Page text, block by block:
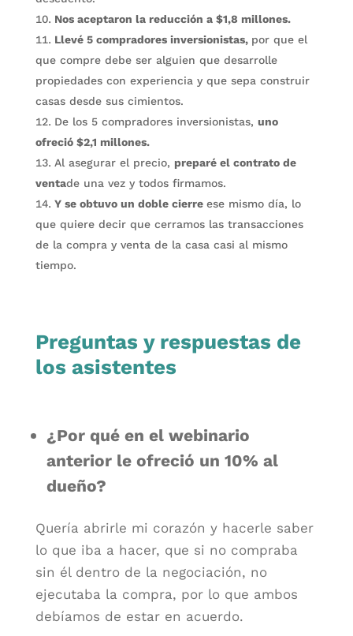
Nos aceptaron la reducción a $1,8 millones.
Llevé 5 compradores inversionistas, por que el
que compre debe ser alguien que desarrolle
propiedades con experiencia y que sepa construir
casas desde sus cimientos.
De los 5 compradores inversionistas, uno
ofreció $2,1 millones.
Al asegurar el precio, preparé el contrato de
ventade una vez y todos firmamos.
Y se obtuvo un doble cierre ese mismo día, lo
que quiere decir que cerramos las transacciones
de la compra y venta de la casa casi al mismo
tiempo.
Preguntas y respuestas de
los asistentes
¿Por qué en el webinario
anterior le ofreció un 10% al
dueño?
Quería abrirle mi corazón y hacerle saber
lo que iba a hacer, que si no compraba
sin él dentro de la negociación, no
ejecutaba la compra, por lo que ambos
debíamos de estar en acuerdo.